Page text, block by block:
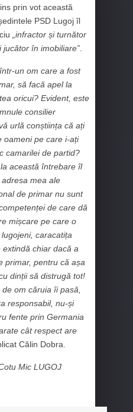
prin vot această
PSD Lugoj îl
„infractor și turnător
în imobiliare”
un om care a fost
să facă apel la
oricui? Evident, este
consilier
urlă conștiința că ați
oameni pe care i-ați
camarilei de partid?
această întrebare îl
mea ale
de primar nu sunt
de care dă
mișcare pe care o
caracatița
chiar dacă a
primar, pentru că așa
dinții să distrugă tot!
om căruia îi pasă,
responsabil, nu-și
fente prin Germania
cât respect are
Călin Dobra.
Mic LUGOJ